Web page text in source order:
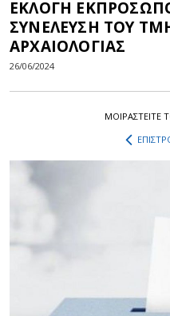
ΕΚΛΟΓΗ
ΣΥΝΕΛΕΥΣΗ ΤΟΥ
ΑΡΧΑΙΟΛΟΓΙΑΣ
26/06/2024
ΜΟΙΡΑΣΤEIΤΕ